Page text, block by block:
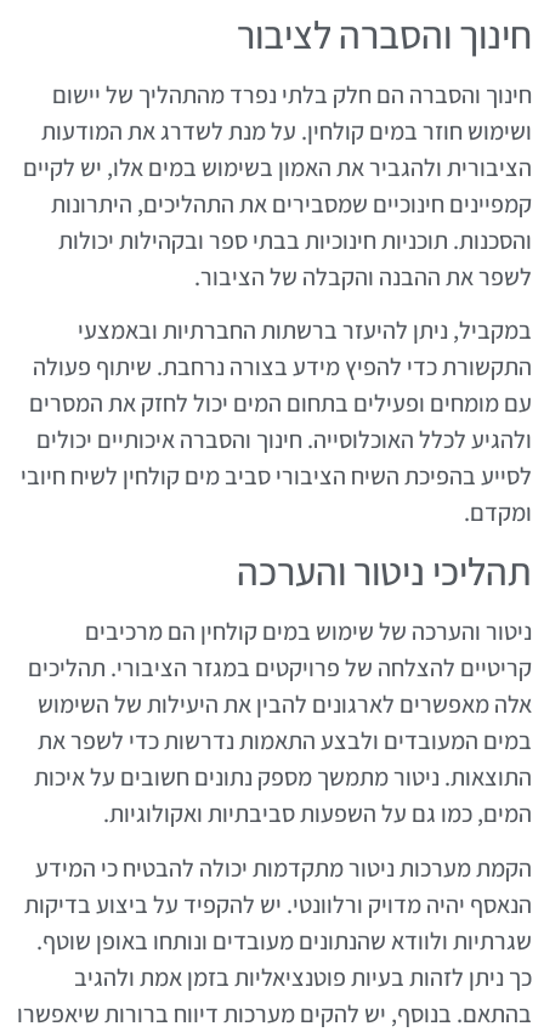
חינוך והסברה לציבור
חינוך והסברה הם חלק בלתי נפרד מהתהליך של יישום
ושימוש חוזר במים קולחין. על מנת לשדרג את המודעות
הציבורית ולהגביר את האמון בשימוש במים אלו, יש לקיים
קמפיינים חינוכיים שמסבירים את התהליכים, היתרונות
והסכנות. תוכניות חינוכיות בבתי ספר ובקהילות יכולות
לשפר את ההבנה והקבלה של הציבור.
במקביל, ניתן להיעזר ברשתות החברתיות ובאמצעי
התקשורת כדי להפיץ מידע בצורה נרחבת. שיתוף פעולה
עם מומחים ופעילים בתחום המים יכול לחזק את המסרים
ולהגיע לכלל האוכלוסייה. חינוך והסברה איכותיים יכולים
לסייע בהפיכת השיח הציבורי סביב מים קולחין לשיח חיובי
ומקדם.
תהליכי ניטור והערכה
ניטור והערכה של שימוש במים קולחין הם מרכיבים
קריטיים להצלחה של פרויקטים במגזר הציבורי. תהליכים
אלה מאפשרים לארגונים להבין את היעילות של השימוש
במים המעובדים ולבצע התאמות נדרשות כדי לשפר את
התוצאות. ניטור מתמשך מספק נתונים חשובים על איכות
המים, כמו גם על השפעות סביבתיות ואקולוגיות.
הקמת מערכות ניטור מתקדמות יכולה להבטיח כי המידע
הנאסף יהיה מדויק ורלוונטי. יש להקפיד על ביצוע בדיקות
שגרתיות ולוודא שהנתונים מעובדים ונותחו באופן שוטף.
כך ניתן לזהות בעיות פוטנציאליות בזמן אמת ולהגיב
בהתאם. בנוסף, יש להקים מערכות דיווח ברורות שיאפשרו